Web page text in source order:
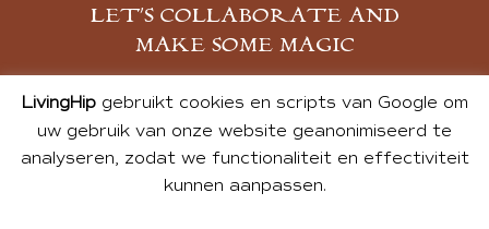
LET’S COLLABORATE AND
MAKE SOME MAGIC
MELD JE AAN
LivingHipgebruikt cookies en scripts van Google om
uw gebruik van onze website geanonimiseerd te
analyseren, zodat we functionaliteit en effectiviteit
kunnen aanpassen.